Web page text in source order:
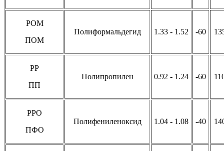
POM
ПОМ
Полиформальдегид 1.33 - 1.52 -60
PP
ПП
Полипропилен 0.92 - 1.24 -60
PPO
ПФО
Полифениленоксид 1.04 - 1.08 -40